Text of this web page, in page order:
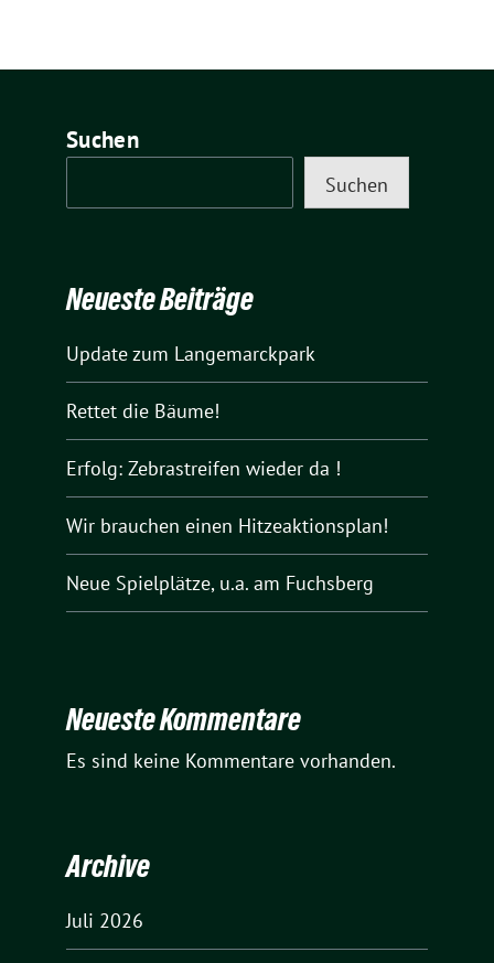
Suchen
Suchen
Neueste Beiträge
Update zum Langemarckpark
Rettet die Bäume!
Erfolg: Zebrastreifen wieder da !
Wir brauchen einen Hitzeaktionsplan!
Neue Spielplätze, u.a. am Fuchsberg
Neueste Kommentare
Es sind keine Kommentare vorhanden.
Archive
Juli 2026